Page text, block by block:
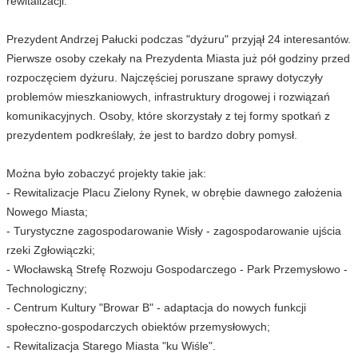
Prezydent Andrzej Pałucki podczas "dyżuru" przyjął 24 interesantów.
Pierwsze osoby czekały na Prezydenta Miasta już pół godziny przed
rozpoczęciem dyżuru. Najczęściej poruszane sprawy dotyczyły
problemów mieszkaniowych, infrastruktury drogowej i rozwiązań
komunikacyjnych. Osoby, które skorzystały z tej formy spotkań z
prezydentem podkreślały, że jest to bardzo dobry pomysł.
Można było zobaczyć projekty takie jak:
- Rewitalizacje Placu Zielony Rynek, w obrębie dawnego założenia
Nowego Miasta;
- Turystyczne zagospodarowanie Wisły - zagospodarowanie ujścia
rzeki Zgłowiączki;
- Włocławską Strefę Rozwoju Gospodarczego - Park Przemysłowo -
Technologiczny;
- Centrum Kultury "Browar B" - adaptacja do nowych funkcji
społeczno-gospodarczych obiektów przemysłowych;
- Rewitalizacja Starego Miasta "ku Wiśle".